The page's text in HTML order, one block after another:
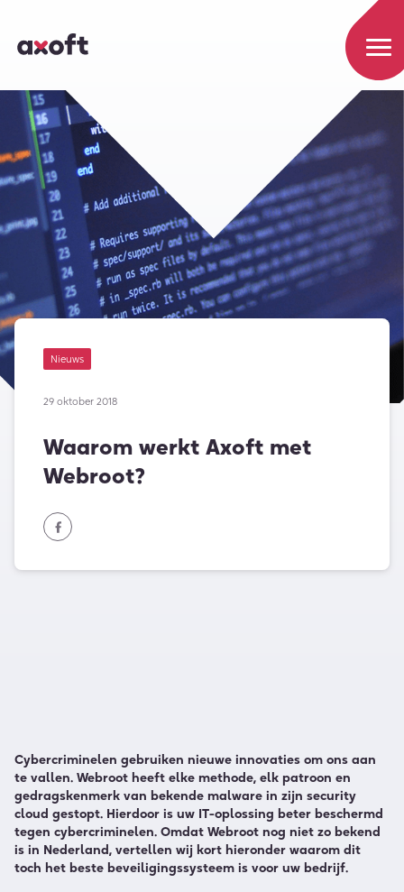
Nieuws
29 oktober 2018
Waarom werkt Axoft met
Webroot?
Cybercriminelen gebruiken nieuwe innovaties om ons aan
te vallen.​ Webroot heeft elke methode, elk patroon en
gedragskenmerk van bekende malware in zijn security
cloud gestopt.​ Hierdoor is uw IT-oplossing beter beschermd
tegen cybercriminelen. Omdat Webroot nog niet zo bekend
is in Nederland, vertellen wij kort hieronder waarom dit
toch het beste beveiligingssysteem is voor uw bedrijf.